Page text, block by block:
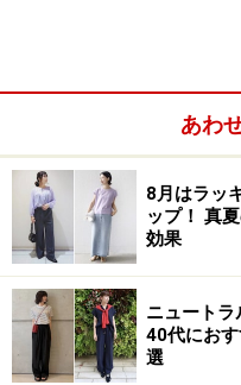
あわ
8月はラッ
ップ！ 真
効果
ニュートラ
40代にお
選